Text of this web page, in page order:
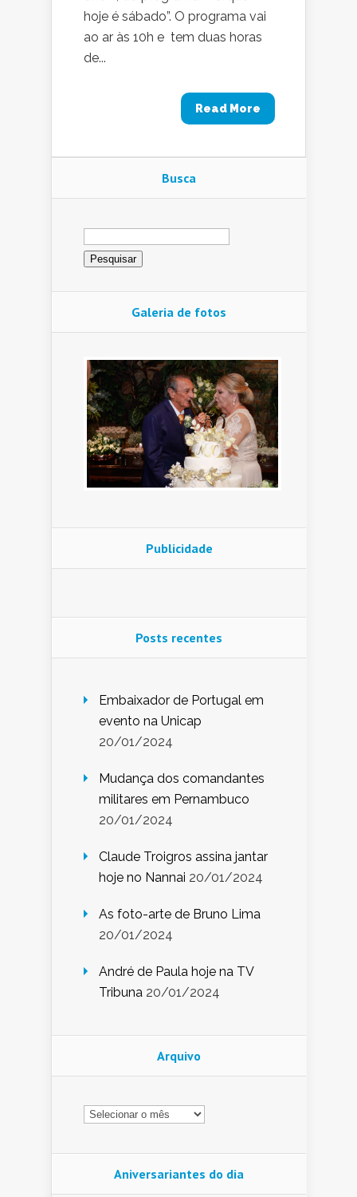
hoje é sábado”. O programa vai
ao ar às 10h e tem duas horas
de...
Read More
Busca
Pesquisar
por:
Galeria de fotos
Publicidade
Posts recentes
Embaixador de Portugal em
evento na Unicap
20/01/2024
Mudança dos comandantes
militares em Pernambuco
20/01/2024
Claude Troigros assina jantar
hoje no Nannai 20/01/2024
As foto-arte de Bruno Lima
20/01/2024
André de Paula hoje na TV
Tribuna 20/01/2024
Arquivo
Arquivo
Aniversariantes do dia